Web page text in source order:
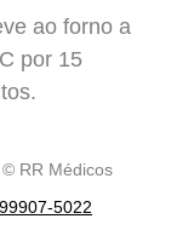
ao forno a
por 15
RR Médicos
5022